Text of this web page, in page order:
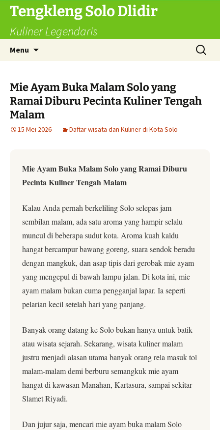
Langsung
Tengkleng Solo Dlidir
Kuliner Legendaris
Menu
Cari
untuk:
Mie Ayam Buka Malam Solo yang
Ramai Diburu Pecinta Kuliner Tengah
Malam
15 Mei 2026 Daftar wisata dan Kuliner di Kota Solo
Mie Ayam Buka Malam Solo yang Ramai Diburu
Pecinta Kuliner Tengah Malam
Kalau Anda pernah berkeliling Solo selepas jam
sembilan malam, ada satu aroma yang hampir selalu
muncul di beberapa sudut kota. Aroma kuah kaldu
hangat bercampur bawang goreng, suara sendok beradu
dengan mangkuk, dan asap tipis dari gerobak mie ayam
yang mengepul di bawah lampu jalan. Di kota ini, mie
ayam malam bukan cuma pengganjal lapar. Ia seperti
pelarian kecil setelah hari yang panjang.
Banyak orang datang ke Solo bukan hanya untuk batik
atau wisata sejarah. Sekarang, wisata kuliner malam
justru menjadi alasan utama banyak orang rela masuk tol
malam-malam demi berburu semangkuk mie ayam
hangat di kawasan Manahan, Kartasura, sampai sekitar
Slamet Riyadi.
Dan jujur saja, mencari mie ayam buka malam Solo